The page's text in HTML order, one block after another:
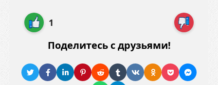
1
Поделитесь с друзьями!